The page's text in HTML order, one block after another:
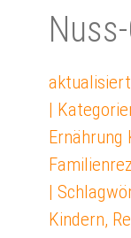
aktualisiert
|
Ernährung
|
Kindern,